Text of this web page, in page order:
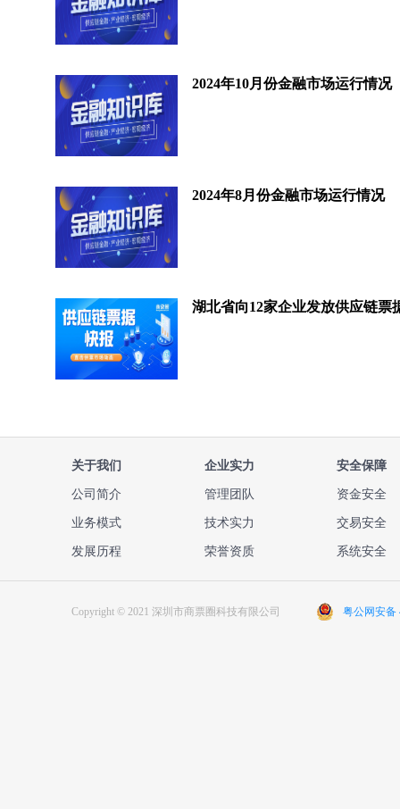
2024年10月份金融市场运行情况
2024年8月份金融市场运行情况
关于我们
公司简介
业务模式
发展历程
企业实力
管理团队
技术实力
荣誉资质
安全保障
资金安全
交易安全
系统安全
Copyright © 2021 深圳市商票圈科技有限公司 粤公网安备